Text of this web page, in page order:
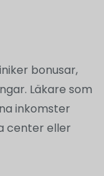
bonusar,
Läkare som
inkomster
center eller